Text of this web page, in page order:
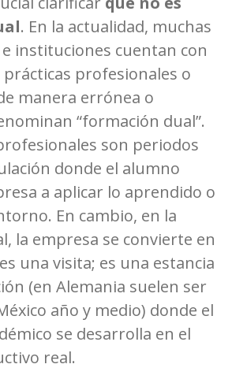
. En la actualidad, muchas
instituciones cuentan con
profesionales o
manera errónea o
“formación dual”.
son periodos
donde el alumno
a aplicar lo aprendido o
En cambio, en la
la empresa se convierte en
una visita; es una estancia
(en Alemania suelen ser
año y medio) donde el
se desarrolla en el
real.